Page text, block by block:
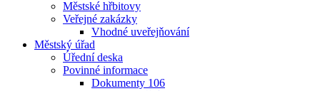
Městské hřbitovy
Veřejné zakázky
Vhodné uveřejňování
Městský úřad
Úřední deska
Povinné informace
Dokumenty 106